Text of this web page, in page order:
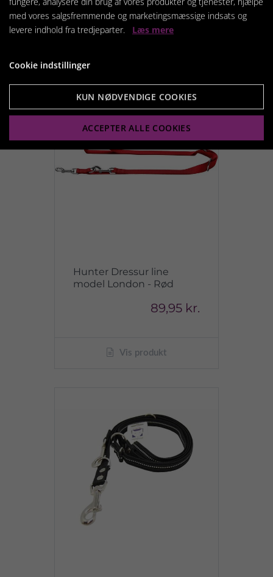
Hunter Dressur line
model London - Rød
89,95 kr.
Vis produkt
med vores salgsfremmende og marketingsmæssige indsats og
levere indhold fra tredjeparter. Læs mere
Cookie indstillinger
KUN NØDVENDIGE COOKIES
ACCEPTER ALLE COOKIES